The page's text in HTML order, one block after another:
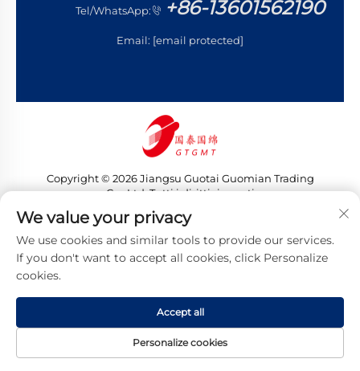
Tel/WhatsApp: +86-13601562190
Email: [email protected]
Copyright © 2026 Jiangsu Guotai Guomian Trading
Co., Ltd. Tutti i diritti riservati
Informativa sulla privacy
HOMEPAGE PRODOTTI EMAIL TEL
We value your privacy
We use cookies and similar tools to provide our services.
If you don't want to accept all cookies, click Personalize
cookies.
Personalize cookies
Accept all